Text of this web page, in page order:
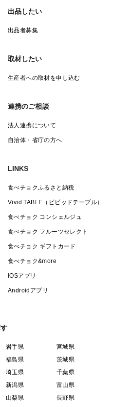
出品したい
出品者募集
取材したい
生産者への取材を申し込む
連携のご相談
法人連携について
自治体・省庁の方へ
LINKS
食べチョクふるさと納税
Vivid TABLE（ビビッドテーブル）
食べチョク コンシェルジュ
食べチョク フルーツセレクト
食べチョク ギフトカード
食べチョク&more
iOSアプリ
Androidアプリ
岩手県
宮城県
福島県
茨城県
埼玉県
千葉県
新潟県
富山県
山梨県
長野県